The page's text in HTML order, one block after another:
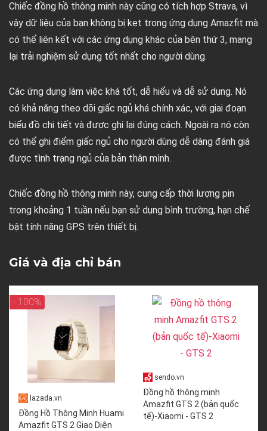
Chiếc đồng hồ thông minh này cũng có tích hợp Strava, vì
vậy dữ liệu của bạn không bị kẹt trong ứng dụng Amazfit mà
có thể liên kết với các ứng dụng khác của bên thứ 3, mang
lại trải nghiệm sử dụng tốt nhất cho người dùng.
Các ứng dụng làm việc khá tốt, dễ hiểu và dễ sử dụng. Nó
có khả năng theo dõi giấc ngủ khá chính xác, với giai đoạn
biểu đồ chi tiết và được ghi lại đúng cách. Ngoài ra nó còn
có thể ghi điểm giấc ngủ cho người dùng dễ dàng đánh giá
được tình trạng ngủ của bản thân mình.
Chiếc đồng hồ thông minh này, cung cấp thời lượng pin
trong khoảng 1 tuần nếu bạn sử dụng bình trường, hạn chế
bật tính năng GPS trên thiết bị.
Giá và địa chỉ bán
- 100%
lazada.vn
Đồng Hồ Thông Minh Huami
Amazfit GTS 2 Giao Diện
sendo.vn
Đồng hồ thông minh
Amazfit GTS 2 (bản quốc
tế)-Xiaomi - GTS 2